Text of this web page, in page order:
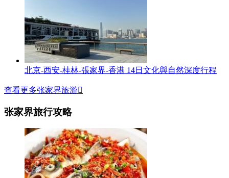
北京-西安-桂林-張家界-香港 14日文化與自然深度行程
查看更多张家界旅游
张家界旅行攻略